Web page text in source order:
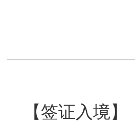
【签证入境】